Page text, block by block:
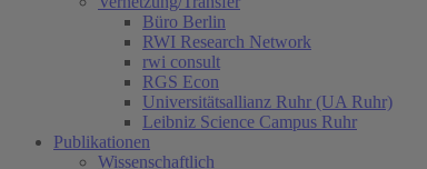
Büro Berlin
RWI Research Network
rwi consult
RGS Econ
Universitätsallianz Ruhr (UA Ruhr)
Leibniz Science Campus Ruhr
Publikationen
Wissenschaftlich